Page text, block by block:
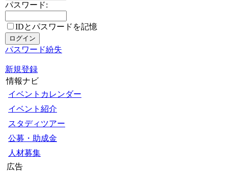
パスワード:
IDとパスワードを記憶
パスワード紛失
新規登録
情報ナビ
イベントカレンダー
イベント紹介
スタディツアー
公募・助成金
人材募集
広告